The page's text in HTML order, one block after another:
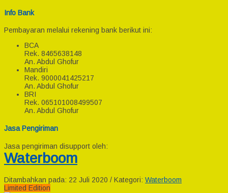
Info Bank
Pembayaran melalui rekening bank berikut ini:
BCA
Rek. 8465638148
An. Abdul Ghofur
Mandiri
Rek. 9000041425217
An. Abdul Ghofur
BRI
Rek. 065101008499507
An. Abdul Ghofur
Jasa Pengiriman
Jasa pengiriman disupport oleh:
Waterboom
Ditambahkan pada: 22 Juli 2020 / Kategori: Waterboom
Limited Edition